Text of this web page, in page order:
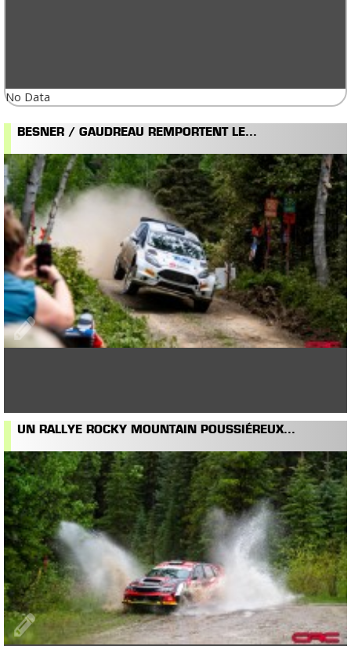
No Data
BESNER / GAUDREAU REMPORTENT LE...
UN RALLYE ROCKY MOUNTAIN POUSSIÉREUX...